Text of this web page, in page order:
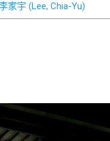
家宇 (Lee, Chia-Yu)